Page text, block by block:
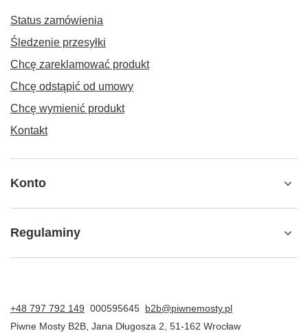
Status zamówienia
Śledzenie przesyłki
Chcę zareklamować produkt
Chcę odstąpić od umowy
Chcę wymienić produkt
Kontakt
Konto
Regulaminy
+48 797 792 149 000595645 b2b@piwnemosty.pl
Piwne Mosty B2B Jana Długosza 2 51-162 Wrocław